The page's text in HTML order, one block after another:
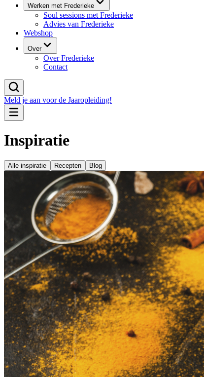
Werken met Frederieke
Soul sessions met Frederieke
Advies van Frederieke
Webshop
Over
Over Frederieke
Contact
Meld je aan voor de Jaaropleiding!
Inspiratie
Alle inspiratie Recepten Blog